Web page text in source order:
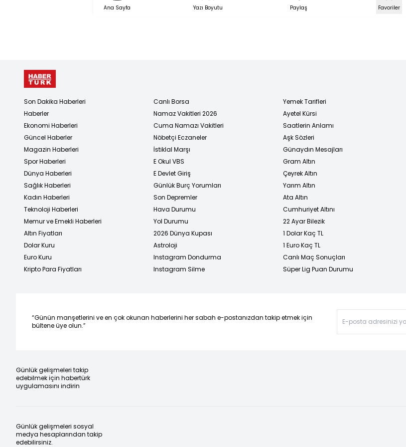
Ana Sayfa Yazı Boyutu Paylaş Favoriler
Son Dakika Haberleri
Haberler
Ekonomi Haberleri
Güncel Haberler
Magazin Haberleri
Spor Haberleri
Dünya Haberleri
Sağlık Haberleri
Kadın Haberleri
Teknoloji Haberleri
Memur ve Emekli Haberleri
Altın Fiyatları
Dolar Kuru
Euro Kuru
Kripto Para Fiyatları
Canlı Borsa
Namaz Vakitleri 2026
Cuma Namazı Vakitleri
Nöbetçi Eczaneler
İstiklal Marşı
E Okul VBS
E Devlet Giriş
Günlük Burç Yorumları
Son Depremler
Hava Durumu
Yol Durumu
2026 Dünya Kupası
Astroloji
Instagram Dondurma
Instagram Silme
Yemek Tarifleri
Ayetel Kürsi
Saatlerin Anlamı
Aşk Sözleri
Günaydın Mesajları
Gram Altın
Çeyrek Altın
Yarım Altın
Ata Altın
Cumhuriyet Altını
22 Ayar Bilezik
1 Dolar Kaç TL
1 Euro Kaç TL
Canlı Maç Sonuçları
Süper Lig Puan Durumu
“Günün manşetlerini ve en çok okunan haberlerini her sabah e-postanızdan takip etmek için
bültene üye olun.”
Günlük gelişmeleri takip
edebilmek için habertürk
uygulamasını indirin
Günlük gelişmeleri sosyal
medya hesaplarından takip
edebilirsiniz.